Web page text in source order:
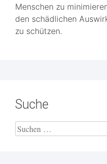
Menschen zu
den schädlichen
zu schützen.
Suche